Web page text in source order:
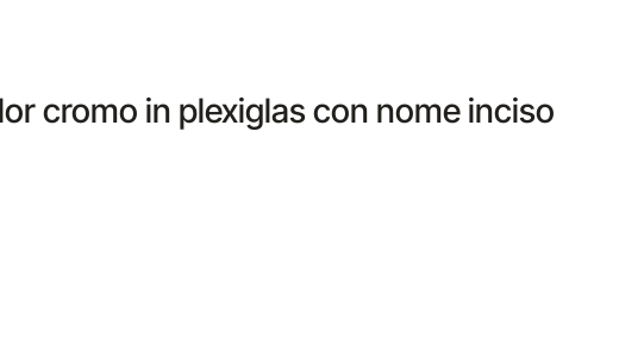
cromo in plexiglas con nome inciso